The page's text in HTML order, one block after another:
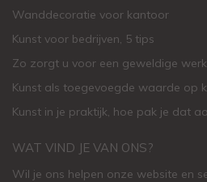
Wanddecoratie voor kantoor
Kunst voor bedrijven, 5 tips
Zo zorgt u voor een geweldige
Kunst als toegevoegde waarde op
Kunst in je praktijk, hoe pak je dat
WAT VIND JE VAN ONS?
Wil je ons helpen onze website en